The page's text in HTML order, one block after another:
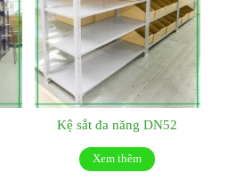
Kệ sắt đa năng DN52
Xem thêm